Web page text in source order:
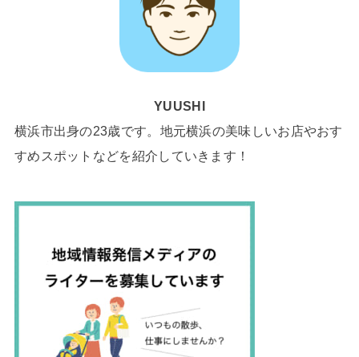
YUUSHI
横浜市出身の23歳です。地元横浜の美味しいお店やおす
すめスポットなどを紹介していきます！